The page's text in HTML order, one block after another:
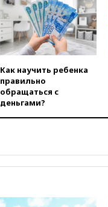
Как научить ребенка
правильно
обращаться с
деньгами?